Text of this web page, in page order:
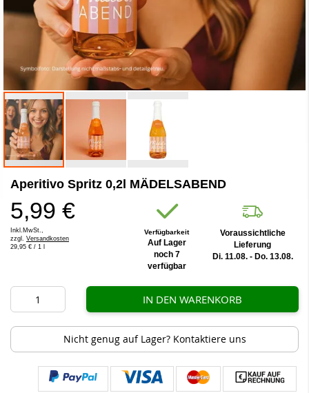
Anfang
Bildergalerie
springen
Aperitivo Spritz 0,2l MÄDELSABEND
5,99 €
Inkl.MwSt.,
zzgl. Versandkosten
29,95 € / 1 l
Verfügbarkeit
Auf Lager
noch 7
verfügbar
Voraussichtliche
Lieferung
Di. 11.08. - Do. 13.08.
IN DEN WARENKORB
Nicht genug auf Lager? Kontaktiere uns